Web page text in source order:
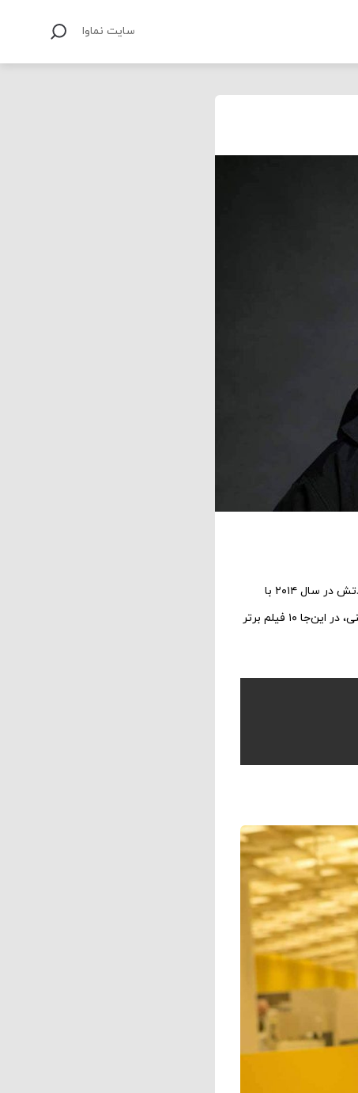
سایت نماوا
یکی از با‌استعداد‌ترین و سرشناس‌ترین بازیگران دوران خود بود. او پیش از درگذتش در سال ۲۰۱۴ با
استایل خاص خود در فیلم‌های موفق زیادی حضور داشت. برای گرامیداشت یاد این بازیگر دوست‌داشتنی، در این‌جا ۱۰ فیلم برتر